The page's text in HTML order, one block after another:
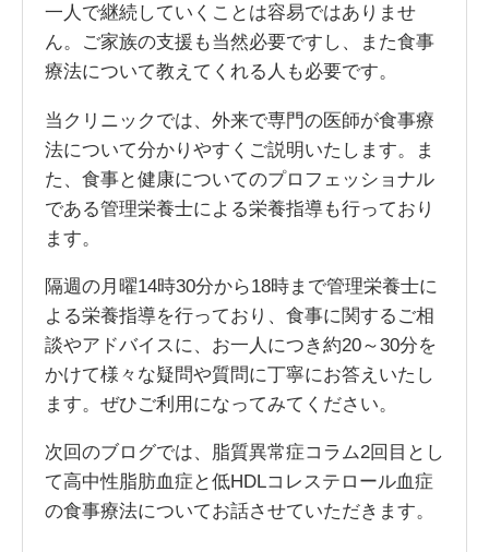
一人で継続していくことは容易ではありませ
ん。ご家族の支援も当然必要ですし、また食事
療法について教えてくれる人も必要です。
当クリニックでは、外来で専門の医師が食事療
法について分かりやすくご説明いたします。ま
た、食事と健康についてのプロフェッショナル
である管理栄養士による栄養指導も行っており
ます。
隔週の月曜14時30分から18時まで管理栄養士に
よる栄養指導を行っており、食事に関するご相
談やアドバイスに、お一人につき約20～30分を
かけて様々な疑問や質問に丁寧にお答えいたし
ます。ぜひご利用になってみてください。
次回のブログでは、脂質異常症コラム2回目とし
て高中性脂肪血症と低HDLコレステロール血症
の食事療法についてお話させていただきます。